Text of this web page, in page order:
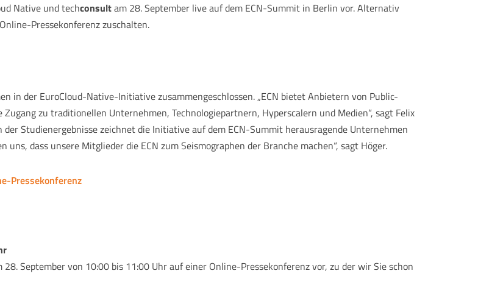
Native und techconsultam 28. September live auf dem ECN-Summit in Berlin vor. Alternativ
Pressekonferenz zuschalten.
in der EuroCloud-Native-Initiative zusammengeschlossen. „ECN bietet Anbietern von Public-
zu traditionellen Unternehmen, Technologiepartnern, Hyperscalern und Medien“, sagt Felix
Studienergebnisse zeichnet die Initiative auf dem ECN-Summit herausragende Unternehmen
dass unsere Mitglieder die ECN zum Seismographen der Branche machen“, sagt Höger.
Pressekonferenz
September von 10:00 bis 11:00 Uhr auf einer Online-Pressekonferenz vor, zu der wir Sie schon